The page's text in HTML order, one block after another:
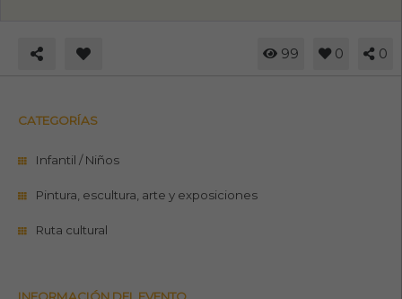
99 0 0
CATEGORÍAS
Infantil / Niños
Pintura, escultura, arte y exposiciones
Ruta cultural